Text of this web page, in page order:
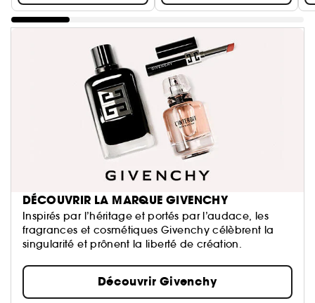
DÉCOUVRIR LA MARQUE GIVENCHY
Inspirés par l’héritage et portés par l’audace, les
fragrances et cosmétiques Givenchy célèbrent la
singularité et prônent la liberté de création.
Découvrir Givenchy